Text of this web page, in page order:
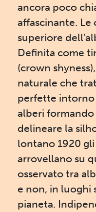
ancora poco
affascinante.
superiore
Definita come
(crown
naturale che
perfette intorno
alberi
delineare la
lontano 1920
arrovellano su
osservato tra
e non, in luoghi
pianeta.